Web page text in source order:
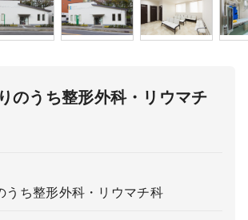
のうち整形外科・リウマチ
うち整形外科・リウマチ科